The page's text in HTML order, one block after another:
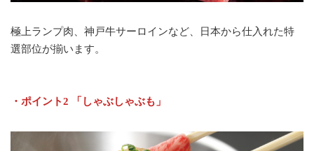
極上ランプ肉、神戸牛サーロインなど、日本から仕入れた特
選部位が揃います。
・ポイント2 「しゃぶしゃぶも」